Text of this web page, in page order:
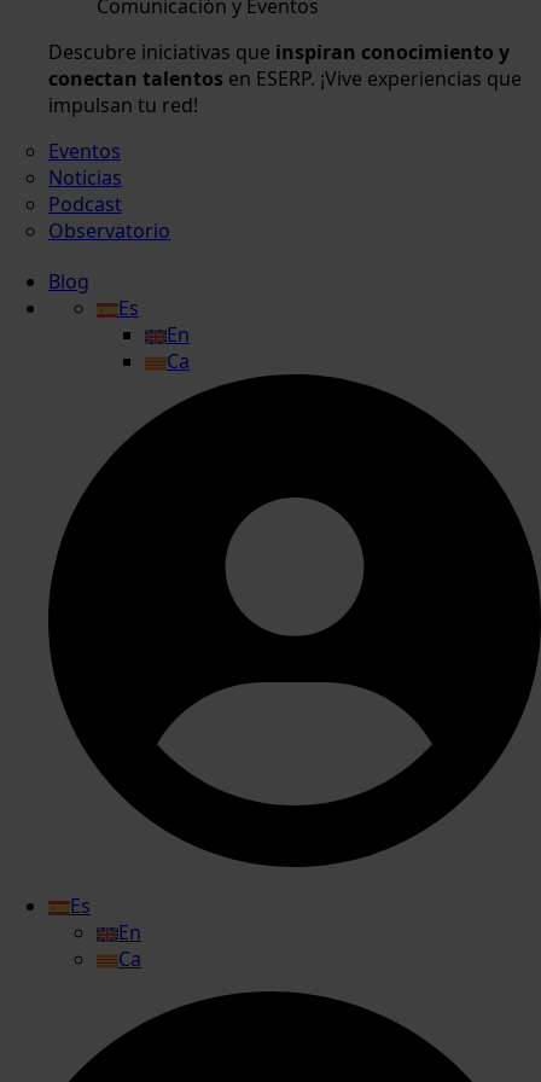
Comunicación y Eventos
Descubre iniciativas que inspiran conocimiento y
conectan talentos en ESERP. ¡Vive experiencias que
impulsan tu red!
Eventos
Noticias
Podcast
Observatorio
Blog
Es
En
Ca
Es
En
Ca